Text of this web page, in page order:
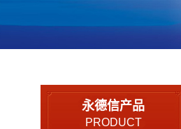
永德信产品
PRODUCT